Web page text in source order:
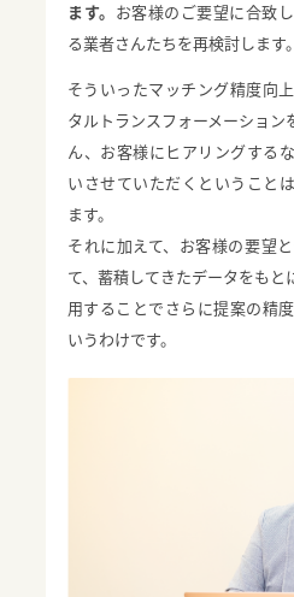
ます。 お客様のご要望に合致
る業者さんたちを再検討します。
そういったマッチング精度向
タルトランスフォーメーション
ん、お客様にヒアリングする
いさせていただくということ
ます。
それに加えて、お客様の要望
て、蓄積してきたデータをも
用することでさらに提案の精
いうわけです。